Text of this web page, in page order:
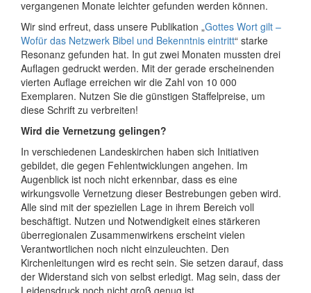
vergangenen Monate leichter gefunden werden können.
Wir sind erfreut, dass unsere Publikation „Gottes Wort gilt –
Wofür das Netzwerk Bibel und Bekenntnis eintritt“ starke
Resonanz gefunden hat. In gut zwei Monaten mussten drei
Auflagen gedruckt werden. Mit der gerade erscheinenden
vierten Auflage erreichen wir die Zahl von 10 000
Exemplaren. Nutzen Sie die günstigen Staffelpreise, um
diese Schrift zu verbreiten!
Wird die Vernetzung gelingen?
In verschiedenen Landeskirchen haben sich Initiativen
gebildet, die gegen Fehlentwicklungen angehen. Im
Augenblick ist noch nicht erkennbar, dass es eine
wirkungsvolle Vernetzung dieser Bestrebungen geben wird.
Alle sind mit der speziellen Lage in ihrem Bereich voll
beschäftigt. Nutzen und Notwendigkeit eines stärkeren
überregionalen Zusammenwirkens erscheint vielen
Verantwortlichen noch nicht einzuleuchten. Den
Kirchenleitungen wird es recht sein. Sie setzen darauf, dass
der Widerstand sich von selbst erledigt. Mag sein, dass der
Leidensdruck noch nicht groß genug ist.